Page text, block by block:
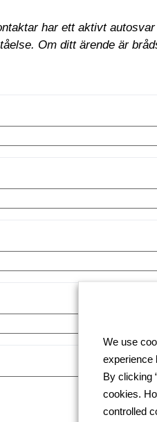
har ett aktivt
Om ditt ärende är
We use
experience
By clicking
cookies.
controlled